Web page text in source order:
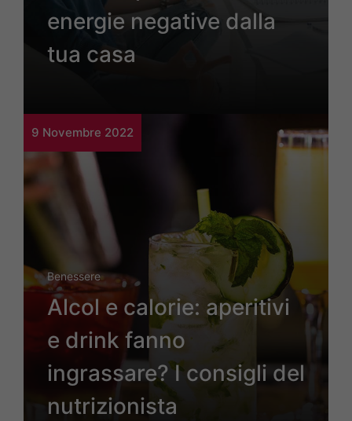
energie negative dalla
tua casa
9 Novembre 2022
Benessere
Alcol e calorie: aperitivi
e drink fanno
ingrassare? I consigli del
nutrizionista